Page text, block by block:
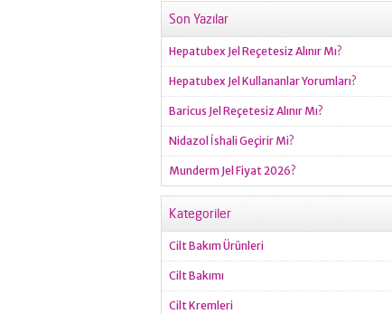
Son Yazılar
Hepatubex Jel Reçetesiz Alınır Mı?
Hepatubex Jel Kullananlar Yorumları?
Baricus Jel Reçetesiz Alınır Mı?
Nidazol İshali Geçirir Mi?
Munderm Jel Fiyat 2026?
Kategoriler
Cilt Bakım Ürünleri
Cilt Bakımı
Cilt Kremleri